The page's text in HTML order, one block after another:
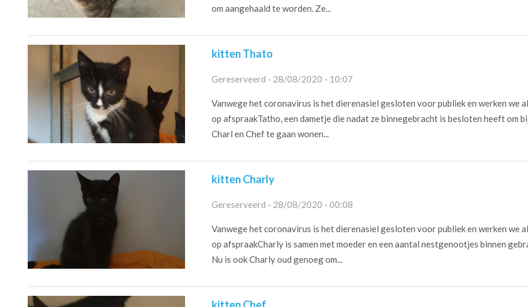
om aangehaald te worden. Ze...
kitten Thato
Gereserveerd - 28/08/2020 - 10:07
Vanwege het coronavirus is het dierenasiel gesloten voor publiek en werken we
op afspraakTatho, een dametje die nadat ze binnegebracht is besloten heeft om
Charl en Chef te gaan wonen...
kitten Charly
Gereserveerd - 28/08/2020 - 00:08
Vanwege het coronavirus is het dierenasiel gesloten voor publiek en werken we
op afspraakCharly is samen met moeder en een aantal nestgenootjes binnen
Nu is ook Charly oud genoeg om...